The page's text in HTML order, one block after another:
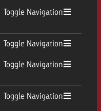
Toggle Navigation
Toggle Navigation
Toggle Navigation
Toggle Navigation